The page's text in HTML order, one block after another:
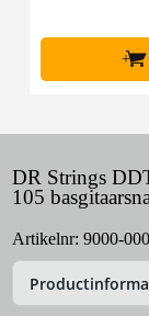
+
DR Strings
105
Artikelnr: 9000-